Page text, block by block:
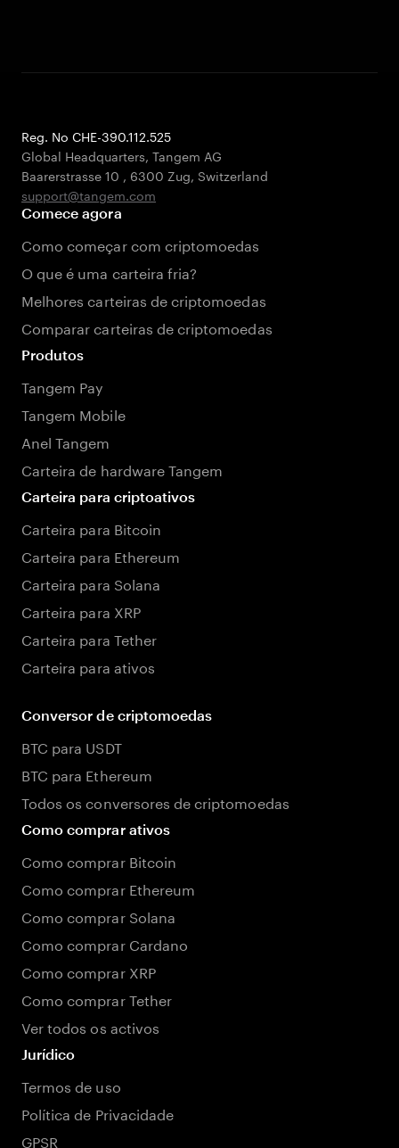
Reg. No CHE-390.112.525
Global Headquarters, Tangem AG
Baarerstrasse 10 , 6300 Zug, Switzerland
support@tangem.com
Comece agora
Como começar com criptomoedas
O que é uma carteira fria?
Melhores carteiras de criptomoedas
Comparar carteiras de criptomoedas
Produtos
Tangem Pay
Tangem Mobile
Anel Tangem
Carteira de hardware Tangem
Carteira para criptoativos
Carteira para Bitcoin
Carteira para Ethereum
Carteira para Solana
Carteira para XRP
Carteira para Tether
Carteira para ativos
Conversor de criptomoedas
BTC para USDT
BTC para Ethereum
Todos os conversores de criptomoedas
Como comprar ativos
Como comprar Bitcoin
Como comprar Ethereum
Como comprar Solana
Como comprar Cardano
Como comprar XRP
Como comprar Tether
Ver todos os activos
Jurídico
Termos de uso
Política de Privacidade
GPSR